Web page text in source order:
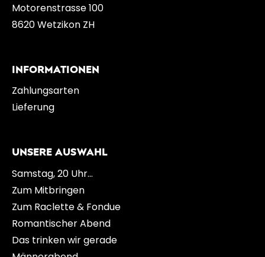
Motorenstrasse 100
8620 Wetzikon ZH
INFORMATIONEN
Zahlungsarten
Lieferung
UNSERE AUSWAHL
Samstag, 20 Uhr…
Zum Mitbringen
Zum Raclette & Fondue
Romantischer Abend
Das trinken wir gerade